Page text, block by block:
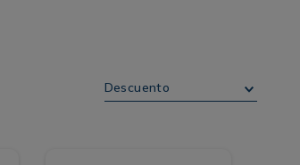
Descuento